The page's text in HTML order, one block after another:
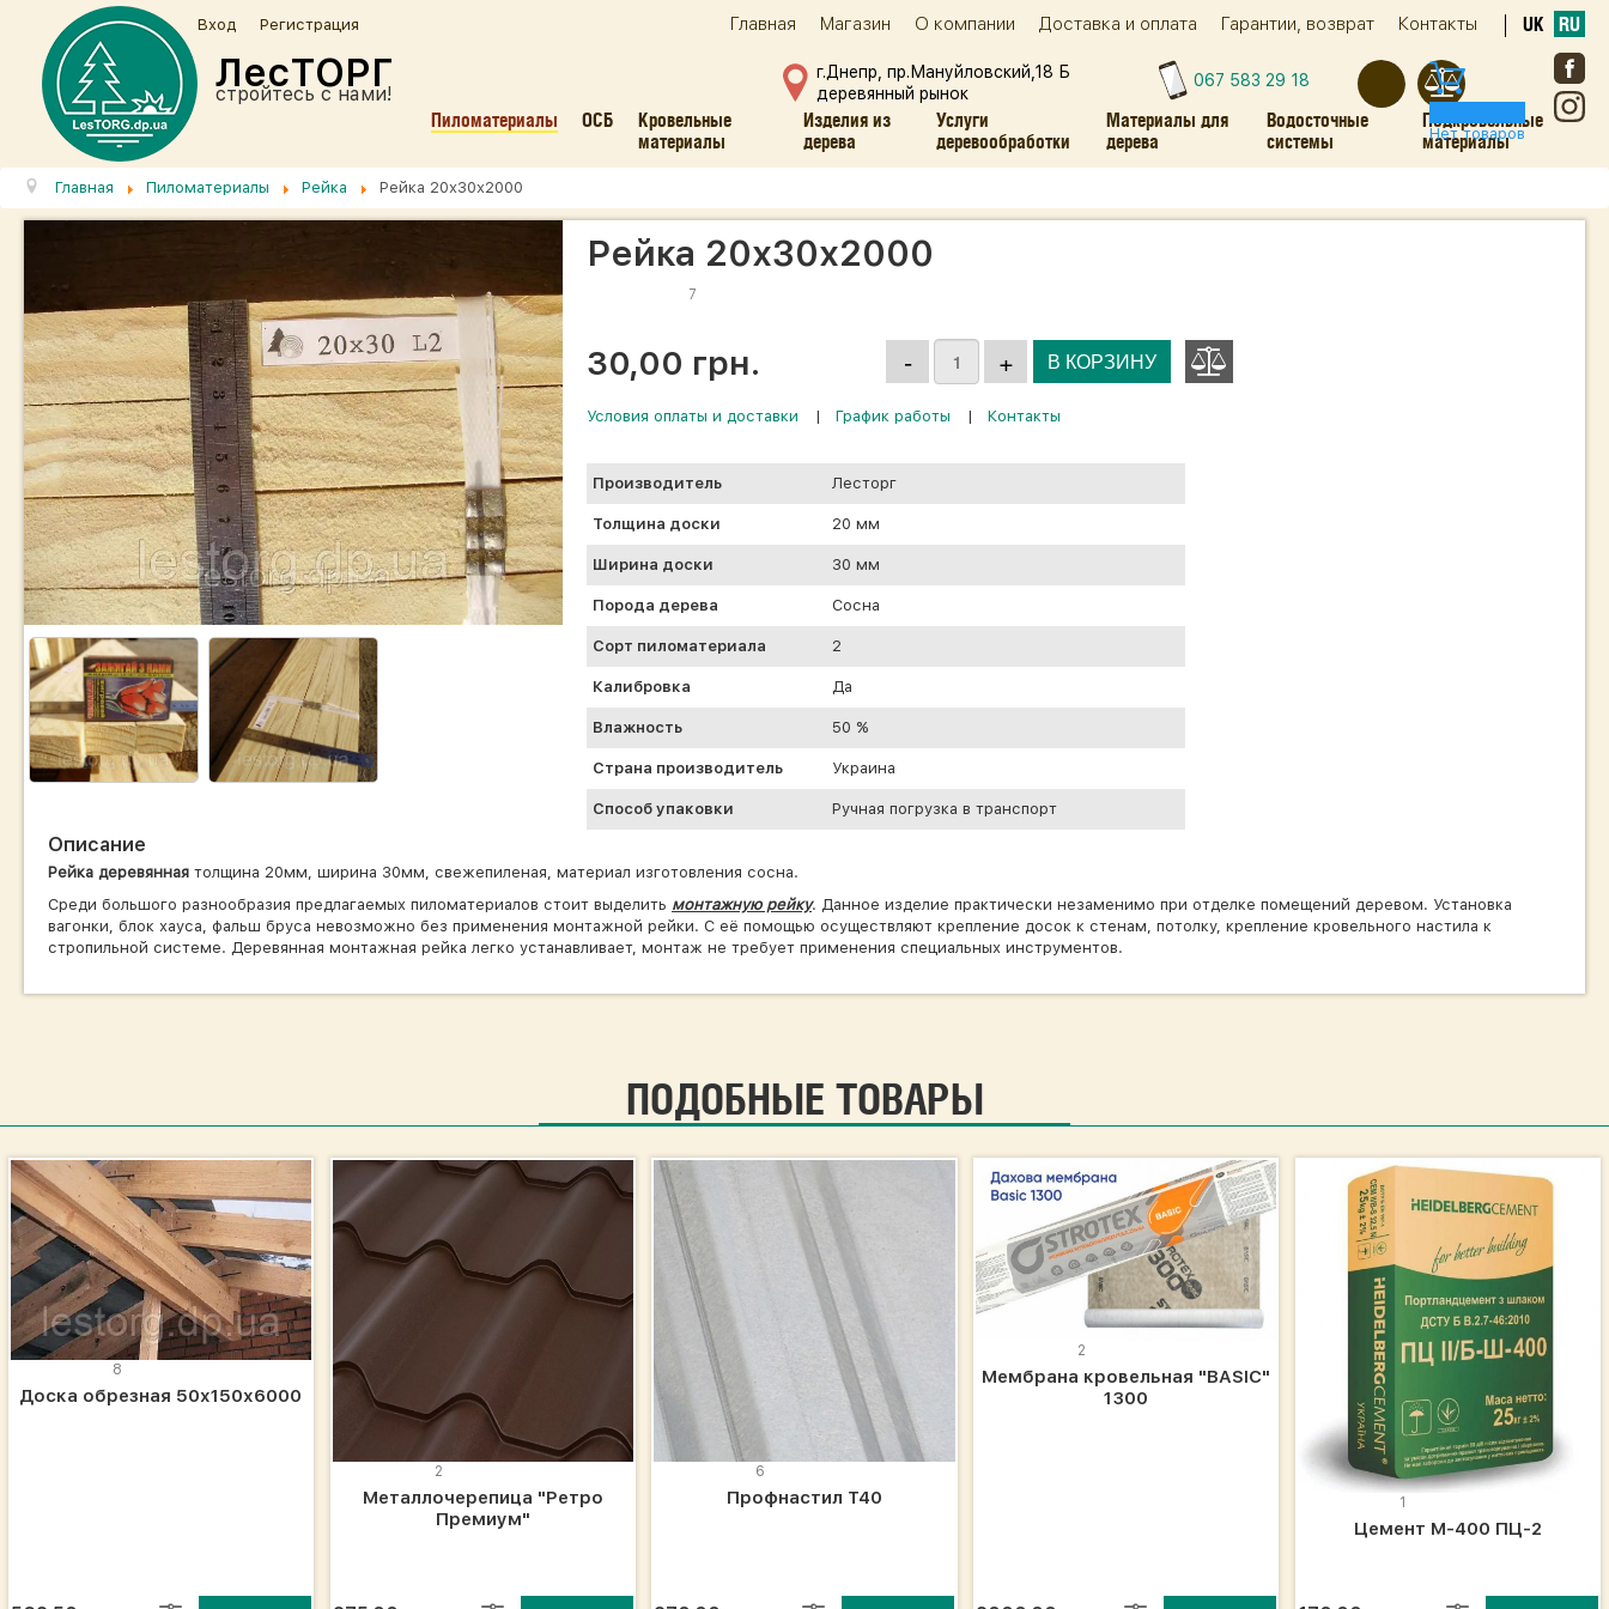
ЛесТОРГ
стройтесь с нами!
Вход Регистрация Главная Магазин О компании Доставка и оплата Гарантии, возврат Контакты UK RU
Нет товаров
067 583 29 18
г.Днепр, пр.Мануйловский,18 Б
деревянный рынок
Пиломатериалы ОСБ
Кровельные
материалы
Изделия из
дерева
Услуги
деревообработки
Материалы для
дерева
Водосточные
системы
Подкровельные
материалы
Главная Пиломатериалы Рейка Рейка 20х30х2000
Рейка 20х30х2000
7
30,00 грн.
Условия оплаты и доставки | График работы | Контакты
Производитель Лесторг
Толщина доски 20 мм
Ширина доски 30 мм
Порода дерева Сосна
Сорт пиломатериала 2
Калибровка Да
Влажность 50 %
Страна производитель Украина
Способ упаковки Ручная погрузка в транспорт
Описание
Рейка деревянная толщина 20мм, ширина 30мм, свежепиленая, материал изготовления сосна.
Среди большого разнообразия предлагаемых пиломатериалов стоит выделить монтажную рейку. Данное изделие практически незаменимо при отделке помещений деревом. Установка
вагонки, блок хауса, фальш бруса невозможно без применения монтажной рейки. С её помощью осуществляют крепление досок к стенам, потолку, крепление кровельного настила к
стропильной системе. Деревянная монтажная рейка легко устанавливает, монтаж не требует применения специальных инструментов.
ПОДОБНЫЕ ТОВАРЫ
8
Доска обрезная 50х150х6000
2
Металлочерепица "Ретро
Премиум"
6
Профнастил Т40
2
Мембрана кровельная "BASIC"
1300
1
Цемент М-400 ПЦ-2